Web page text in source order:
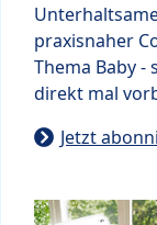
praxisnaher
Thema Baby -
direkt mal
Jetzt